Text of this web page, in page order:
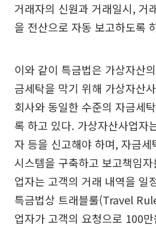
거래자의 신원과 거래일시, 거
을 전산으로 자동 보고하도록
이와 같이 특금법은 가상자산
금세탁을 막기 위해 가상자산
회사와 동일한 수준의 자금세
록 하고 있다. 가상자산사업자
자 등을 신고해야 하며, 자금세
시스템을 구축하고 보고책임
업자는 고객의 거래 내역을 일
특금법상 트래블룰(Travel
업자가 고객의 요청으로 100